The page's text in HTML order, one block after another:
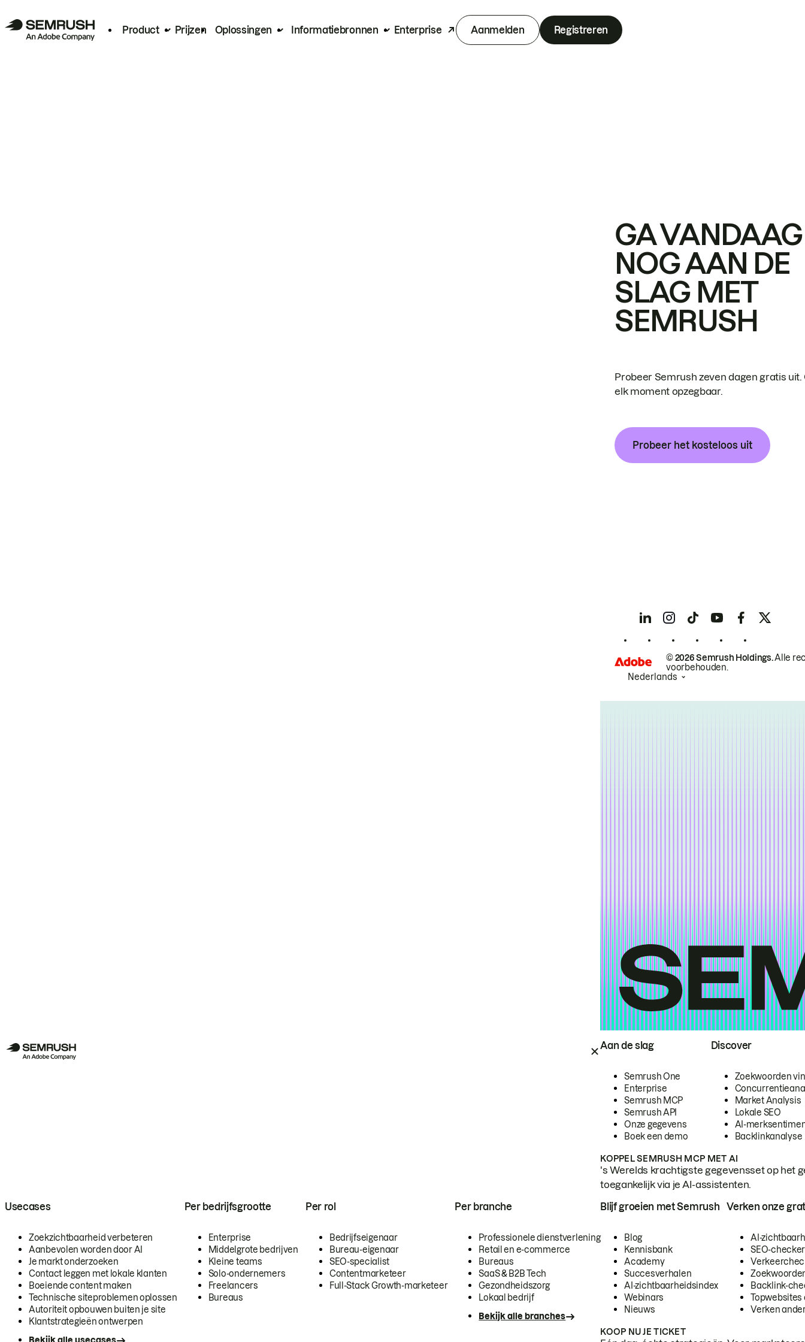
Product Prijzen Oplossingen Informatiebronnen Enterprise Aanmelden Registreren
Aan de slag
Semrush One
Enterprise
Semrush MCP
Semrush API
Onze gegevens
Boek een demo
Discover
Zoekwoorden
Market Analysis
Lokale SEO
AI-
Backlinkanalyse
KOPPEL SEMRUSH MCP MET AI
's Werelds krachtigste gegevensset op het
toegankelijk via je AI-assistenten.
Usecases
Zoekzichtbaarheid verbeteren
Aanbevolen worden door AI
Je markt onderzoeken
Contact leggen met lokale klanten
Boeiende content maken
Technische siteproblemen oplossen
Autoriteit opbouwen buiten je site
Klantstrategieën ontwerpen
Per bedrijfsgrootte
Enterprise
Middelgrote bedrijven
Kleine teams
Solo-ondernemers
Freelancers
Bureaus
Per rol
Bedrijfseigenaar
Bureau-eigenaar
SEO-specialist
Contentmarketeer
Full-Stack Growth-marketeer
Per branche
Professionele dienstverlening
Retail en e-commerce
Bureaus
SaaS & B2B Tech
Gezondheidszorg
Lokaal bedrijf
Bekijk alle branches
Blijf groeien met Semrush
Blog
Kennisbank
Academy
Succesverhalen
AI-zichtbaarheidsindex
Webinars
Nieuws
Verken onze
AI-
SEO-checker
Backlink-
Topwebsites
Verken
KOOP NU JE TICKET
GA VANDAAG
NOG AAN DE
SLAG MET
SEMRUSH
Probeer Semrush zeven dagen gratis uit.
elk moment opzegbaar.
Probeer het kosteloos uit
© 2026 Semrush Holdings.Alle
voorbehouden.
Nederlands